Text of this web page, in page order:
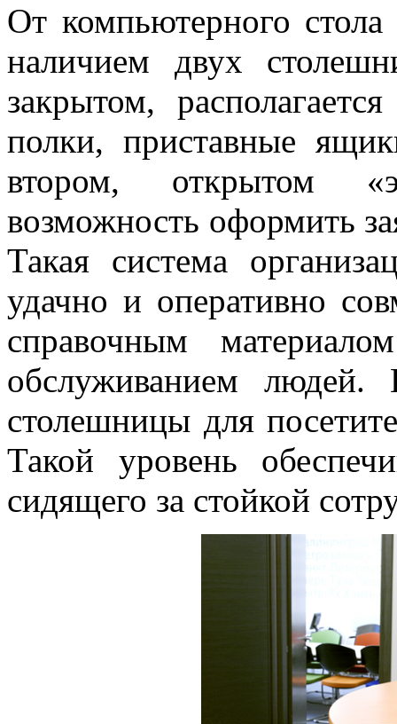
От компьютерного
наличием двух
закрытом,
полки, приставные
втором, открытом
возможность оформить
Такая система
удачно и оперативно
справочным
обслуживанием людей.
столешницы для
Такой уровень
сидящего за стойкой